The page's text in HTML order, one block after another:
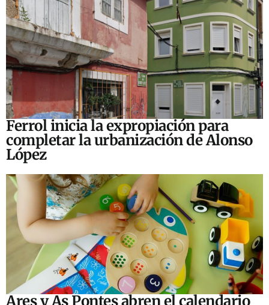
Ferrol inicia la expropiación para
completar la urbanización de Alonso
López
Ares y As Pontes abren el calendario